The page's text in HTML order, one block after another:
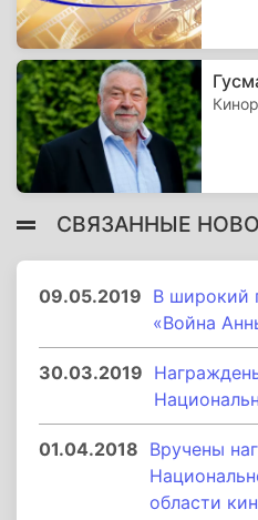
СВЯЗАННЫЕ
09.05.2019 В широкий
«Война
30.03.2019
01.04.2018 Вручены
области